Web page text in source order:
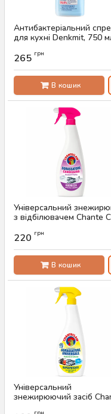
Антибактеріальний
для кухні Denkmit, 750
265 грн
В кошик
Універсальний
з відбілювачем Chante
Bouquet, 625 мл
Артикул:AS-00517
220 грн
В кошик
Універсальний
знежирюючий засіб